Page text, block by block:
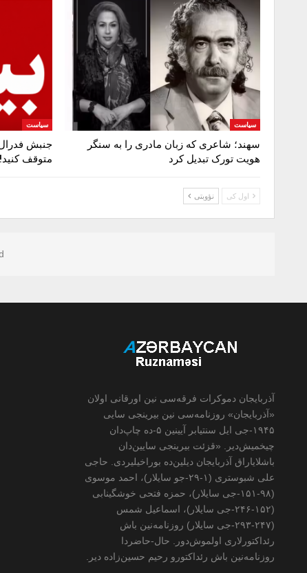
سیاست
سهند؛ شاعری که زبان مادری را به سنگر
هویت تورک تبدیل کرد
سیاست
جنبش فدرال
متوقف‌ کنید!
اول کی نؤوبتی
آذربایجان دموکرات فرقه‌سی نین اورقانی اولان
«آذربایجان» روزنامه‌سی نین بیرینجی سایی
۱۹۴۵-جی ایل سنتیابر آیینین ۵-ده چاپ‌دان
چیخمیش‌دیر. «قزئت بیرینجی سایین‌دان
باشلایاراق آذربایجان دیلین‌ده بوراخیلیردی. حاجی
علی شبوستری (۱-۲۹-جو سایلار)، احمد موسوی
(۹۸-۱۵۱-جی سایلار)، حمزه فتحی خوشگینابی
(۱۵۲-۲۴۶-جی سایلار)، اسماعیل شمس
(۲۴۷-۲۹۳-جی سایلار) روزنامه‌نین باش
رئداکتورلاری اولموش‌دور. حال-حاضردا
روزنامه‌نین باش رئداکتورو رحیم حسین‌زاده ‌دیر.